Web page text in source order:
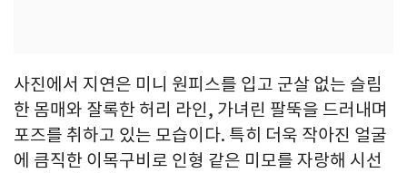
사진에서 지연은 미니 원피스를 입고 군살 없는 슬림
한 몸매와 잘록한 허리 라인, 가녀린 팔뚝을 드러내며
포즈를 취하고 있는 모습이다. 특히 더욱 작아진 얼굴
에 큼직한 이목구비로 인형 같은 미모를 자랑해 시선